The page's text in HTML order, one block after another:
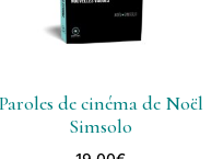
Paroles de cinéma de Noël
Simsolo